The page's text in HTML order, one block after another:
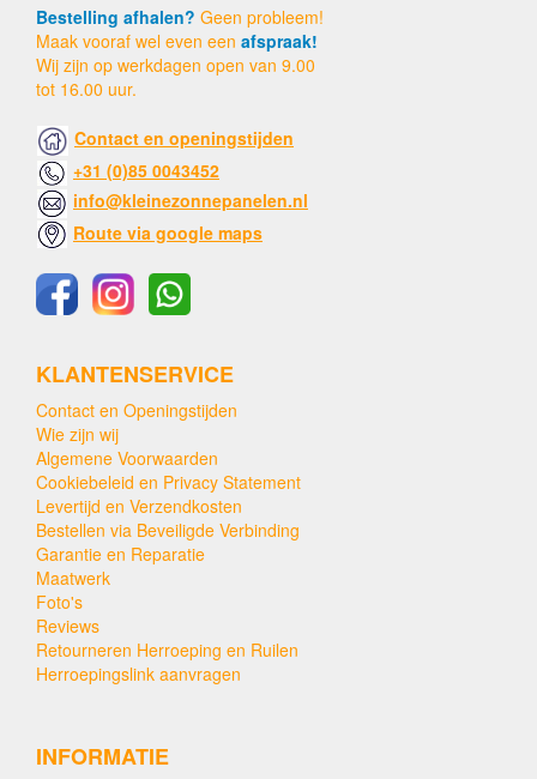
Bestelling afhalen? Geen probleem!
Maak vooraf wel even een afspraak!
Wij zijn op werkdagen open van 9.00
tot 16.00 uur.
Contact en openingstijden
+31 (0)85 0043452
info@kleinezonnepanelen.nl
Route via google maps
KLANTENSERVICE
Contact en Openingstijden
Wie zijn wij
Algemene Voorwaarden
Cookiebeleid en Privacy Statement
Levertijd en Verzendkosten
Bestellen via Beveiligde Verbinding
Garantie en Reparatie
Maatwerk
Foto's
Reviews
Retourneren Herroeping en Ruilen
Herroepingslink aanvragen
INFORMATIE